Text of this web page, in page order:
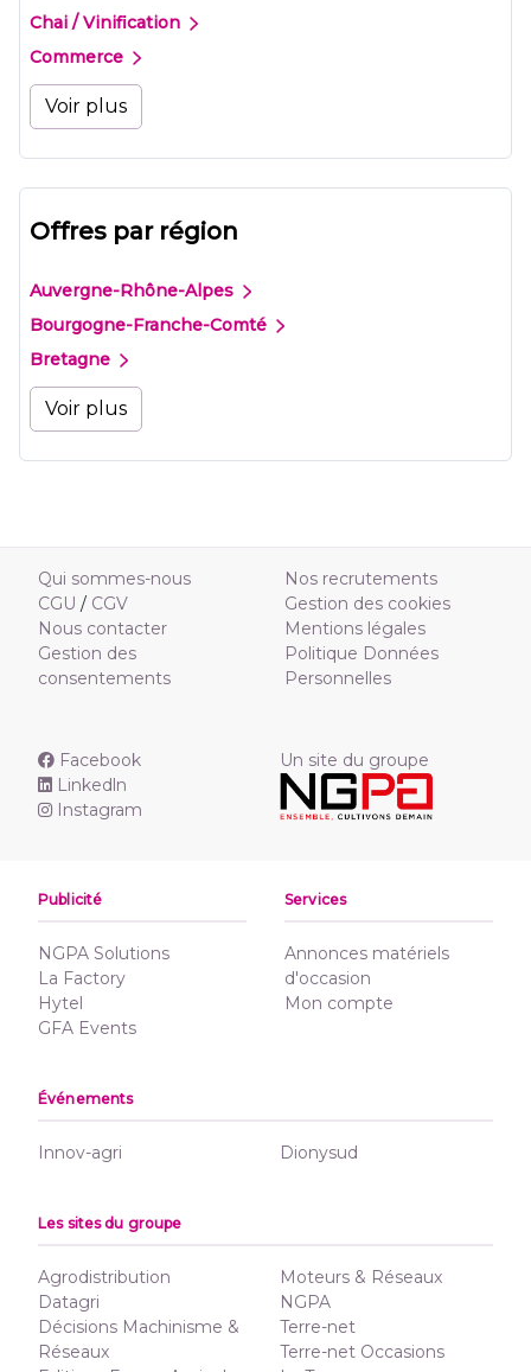
Chai / Vinification
Commerce
Voir plus
Offres par région
Auvergne-Rhône-Alpes
Bourgogne-Franche-Comté
Bretagne
Voir plus
Qui sommes-nous
CGU / CGV
Nous contacter
Gestion des
consentements
Nos recrutements
Gestion des cookies
Mentions légales
Politique Données
Personnelles
Facebook
Linkedln
Instagram
Un site du groupe
Publicité
NGPA Solutions
La Factory
Hytel
GFA Events
Services
Annonces matériels
d'occasion
Mon compte
Événements
Innov-agri Dionysud
Les sites du groupe
Agrodistribution
Datagri
Décisions Machinisme &
Réseaux
Moteurs & Réseaux
NGPA
Terre-net
Terre-net Occasions